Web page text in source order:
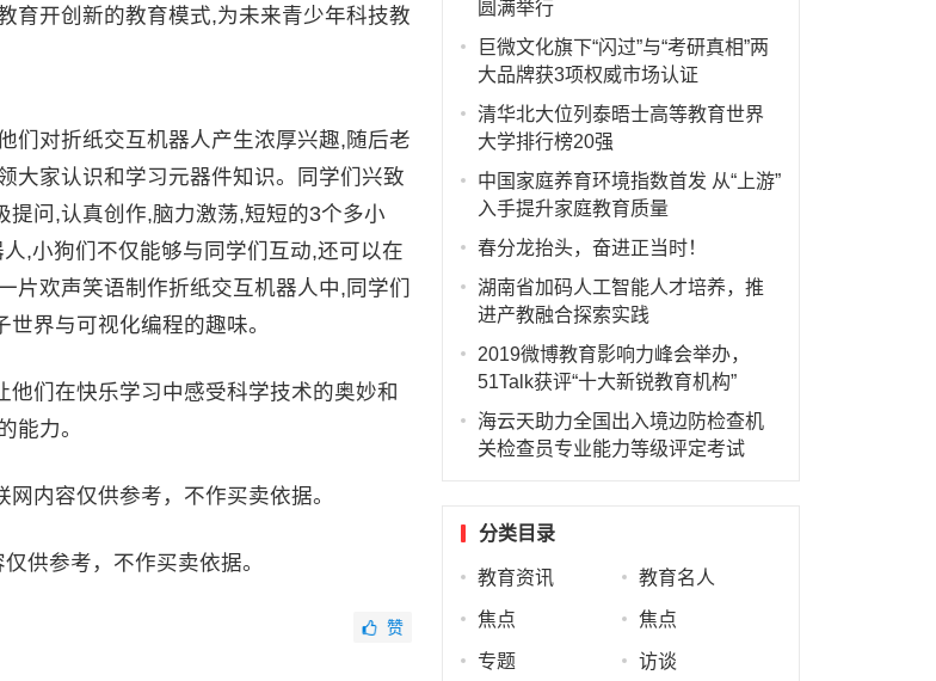
育开创新的教育模式,为未来青少年科技教
对折纸交互机器人产生浓厚兴趣,随后老
大家认识和学习元器件知识。同学们兴致
问,认真创作,脑力激荡,短短的3个多小
,小狗们不仅能够与同学们互动,还可以在
欢声笑语制作折纸交互机器人中,同学们
界与可视化编程的趣味。
们在快乐学习中感受科学技术的奥妙和
能力。
内容仅供参考，不作买卖依据。
供参考，不作买卖依据。
赞
圆满举行
巨微文化旗下“闪过”与“考研真相”两
大品牌获3项权威市场认证
清华北大位列泰晤士高等教育世界
大学排行榜20强
中国家庭养育环境指数首发 从“上游”
入手提升家庭教育质量
春分龙抬头，奋进正当时！
湖南省加码人工智能人才培养，推
进产教融合探索实践
2019微博教育影响力峰会举办，
51Talk获评“十大新锐教育机构”
海云天助力全国出入境边防检查机
关检查员专业能力等级评定考试
分类目录
教育资讯 教育名人
焦点 焦点
专题 访谈